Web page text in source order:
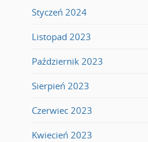
Styczeń 2024
Listopad 2023
Październik 2023
Sierpień 2023
Czerwiec 2023
Kwiecień 2023